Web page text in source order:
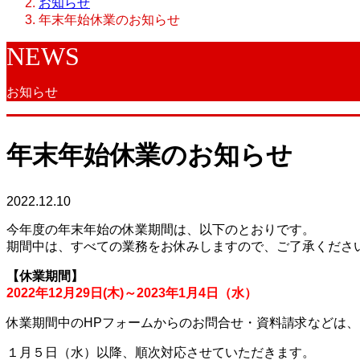
お知らせ
年末年始休業のお知らせ
NEWS
お知らせ
年末年始休業のお知らせ
2022.12.10
今年度の年末年始の休業期間は、以下のとおりです。
期間中は、すべての業務をお休みしますので、ご了承くださ
【休業期間】
2022年12月29日(木)～2023年1月4日（水）
休業期間中のHPフォームからのお問合せ・資料請求などは、
１月５日（水）以降、順次対応させていただきます。